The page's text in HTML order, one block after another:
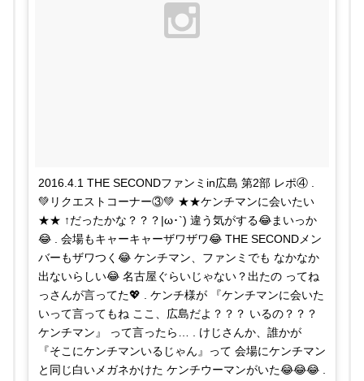
2016.4.1 THE SECONDファンミin広島 第2部 レポ④ .
💚リクエストコーナー③💚 ★★ケンチマンに会いたい
★★ ↑だったかな？？？|ω･`) 違う気がする😂まいっか
😂 . 会場もキャーキャーザワザワ😂 THE SECONDメン
バーもザワつく😂 ケンチマン、ファンミでも なかなか
出ないらしい😂 名古屋ぐらいじゃない？出たの ってね
っさんが言ってた💖 . ケンチ様が 『ケンチマンに会いた
いって言ってもね ここ、広島だよ？？？ いるの？？？
ケンチマン』 って言ったら… . けじさんか、誰かが
『そこにケンチマンいるじゃん』って 会場にケンチマン
と同じ白いメガネかけた ケンチウーマンがいた😂😂😂 .